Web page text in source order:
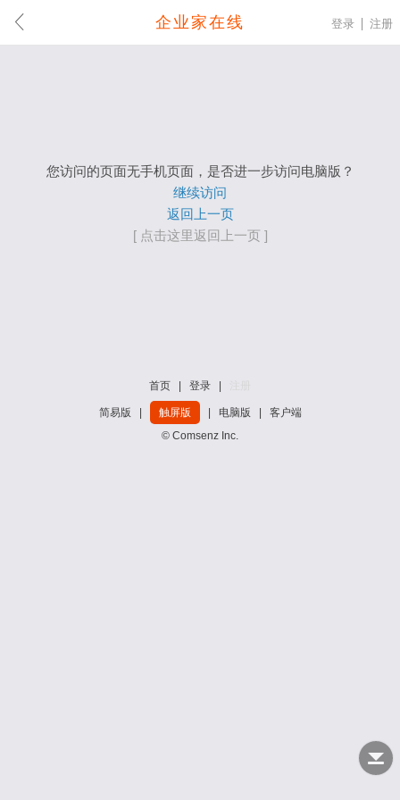
企业家在线 登录 注册
您访问的页面无手机页面，是否进一步访问电脑版？
继续访问
返回上一页
[ 点击这里返回上一页 ]
首页 登录
简易版 触屏版 电脑版
客户端
© Comsenz Inc.